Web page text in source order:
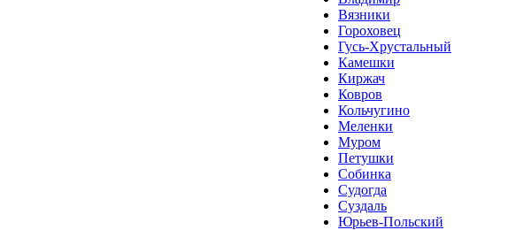
Вязники
Гороховец
Гусь-Хрустальный
Камешки
Киржач
Ковров
Кольчугино
Меленки
Муром
Петушки
Собинка
Судогда
Суздаль
Юрьев-Польский